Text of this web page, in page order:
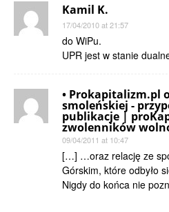
Kamil K.
17/04/2010 at 21:57
do WiPu.
UPR jest w stanie
• Prokapitalizm.pl
smoleńskiej -
publikacje |
zwolenników
09/04/2011 at 10:47
[…] …oraz relację ze
Górskim, które odbyło
Nigdy do końca nie